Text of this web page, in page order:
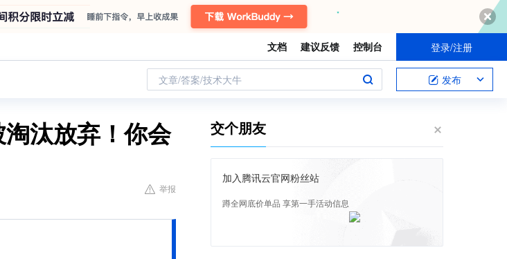
文档 建议反馈 控制台 登录/注册
文章/答案/技术大牛 发布
汰放弃！你会
举报
交个朋友
加入腾讯云官网粉丝站
蹲全网底价单品 享第一手活动信息